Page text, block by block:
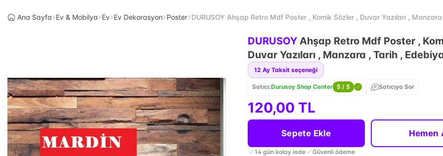
Ana Sayfa Ev & Mobilya Ev Ev Dekorasyon Poster DURUSOY Ahşap Retro Mdf Poster , Komik Sözler , Duvar Yazıları ,
DURUSOY Ahşap Retro Mdf Poster ,
Duvar Yazıları , Manzara , Tarih ,
12 Ay Taksit seçeneği
Satıcı:Durusoy Shop Center 5 / 5 Satıcıya Sor
120,00 TL
Sepete Ekle Hemen
14 gün kolay iade Güvenli ödeme